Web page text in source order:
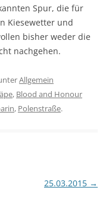
Spur, die für
Kiesewetter und
bisher weder die
nachgehen.
Allgemein
, Blood and Honour
, Polenstraße.
25.03.2015 →